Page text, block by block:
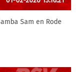
Sam en Rode